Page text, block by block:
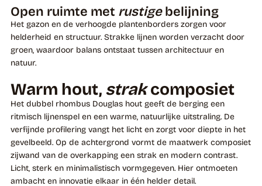
Open ruimte met rustigebelijning
Het gazon en de verhoogde plantenborders zorgen voor
helderheid en structuur. Strakke lijnen worden verzacht door
groen, waardoor balans ontstaat tussen architectuur en
natuur.
Warm hout,strakcomposiet
Het dubbel rhombus Douglas hout geeft de berging een
ritmisch lijnenspel en een warme, natuurlijke uitstraling. De
verfijnde profilering vangt het licht en zorgt voor diepte in het
gevelbeeld. Op de achtergrond vormt de maatwerk composiet
zijwand van de overkapping een strak en modern contrast.
Licht, sterk en minimalistisch vormgegeven. Hier ontmoeten
ambacht en innovatie elkaar in één helder detail.